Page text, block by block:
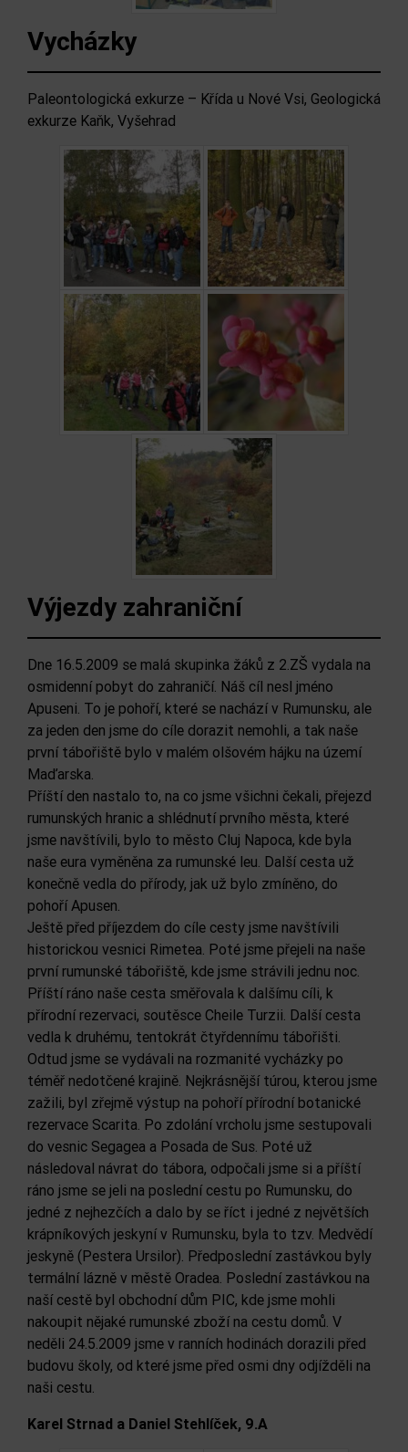
Vycházky
Paleontologická exkurze – Křída u Nové Vsi, Geologická
exkurze Kaňk, Vyšehrad
Výjezdy zahraniční
Dne 16.5.2009 se malá skupinka žáků z 2.ZŠ vydala na
osmidenní pobyt do zahraničí. Náš cíl nesl jméno
Apuseni. To je pohoří, které se nachází v Rumunsku, ale
za jeden den jsme do cíle dorazit nemohli, a tak naše
první tábořiště bylo v malém olšovém hájku na území
Maďarska.
Příští den nastalo to, na co jsme všichni čekali, přejezd
rumunských hranic a shlédnutí prvního města, které
jsme navštívili, bylo to město Cluj Napoca, kde byla
naše eura vyměněna za rumunské leu. Další cesta už
konečně vedla do přírody, jak už bylo zmíněno, do
pohoří Apusen.
Ještě před příjezdem do cíle cesty jsme navštívili
historickou vesnici Rimetea. Poté jsme přejeli na naše
první rumunské tábořiště, kde jsme strávili jednu noc.
Příští ráno naše cesta směřovala k dalšímu cíli, k
přírodní rezervaci, soutěsce Cheile Turzii. Další cesta
vedla k druhému, tentokrát čtyřdennímu tábořišti.
Odtud jsme se vydávali na rozmanité vycházky po
téměř nedotčené krajině. Nejkrásnější túrou, kterou jsme
zažili, byl zřejmě výstup na pohoří přírodní botanické
rezervace Scarita. Po zdolání vrcholu jsme sestupovali
do vesnic Segagea a Posada de Sus. Poté už
následoval návrat do tábora, odpočali jsme si a příští
ráno jsme se jeli na poslední cestu po Rumunsku, do
jedné z nejhezčích a dalo by se říct i jedné z největších
krápníkových jeskyní v Rumunsku, byla to tzv. Medvědí
jeskyně (Pestera Ursilor). Předposlední zastávkou byly
termální lázně v městě Oradea. Poslední zastávkou na
naší cestě byl obchodní dům PIC, kde jsme mohli
nakoupit nějaké rumunské zboží na cestu domů. V
neděli 24.5.2009 jsme v ranních hodinách dorazili před
budovu školy, od které jsme před osmi dny odjížděli na
naši cestu.
Karel Strnad a Daniel Stehlíček, 9.A